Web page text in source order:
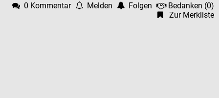
0 Kommentar Melden Folgen Bedanken (0)
Zur Merkliste